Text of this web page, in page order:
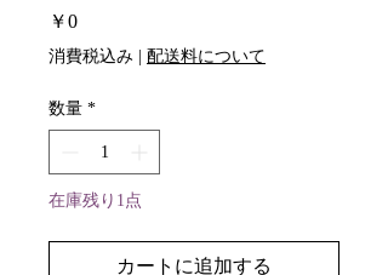
￥0価
格
消費税込み | 配送料について
数量 *
在庫残り1点
カートに追加する